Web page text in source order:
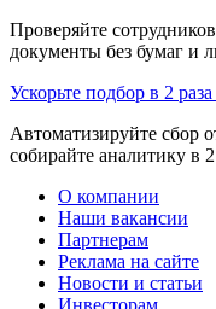
Проверяйте
документы без бумаг и
Ускорьте подбор в 2
Автоматизируйте сбор
собирайте аналитику в
О компании
Наши вакансии
Партнерам
Реклама на сайте
Новости и статьи
Инвесторам